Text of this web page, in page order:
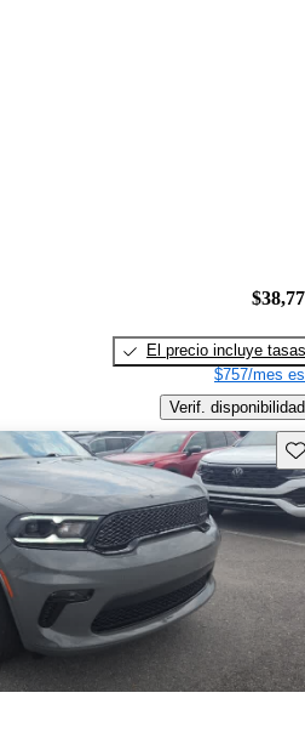
El precio incluye tasas
$757/mes
Verif. disponibilidad